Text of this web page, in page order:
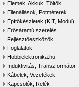
Elemek, Akkuk, Töltők
Ellenállások, Potméterek
Építőkészletek (KIT, Modul)
Erősáramú szerelés
Fejlesztőeszközök
Foglalatok
Hobbielektronika.hu
Induktivitás, Transzformátor
Kábelek, Vezetékek
Kapcsolók, Relék